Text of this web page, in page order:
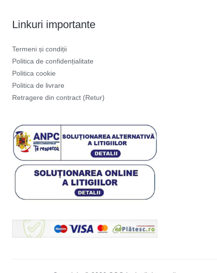
Linkuri importante
Termeni și condiții
Politica de confidențialitate
Politica cookie
Politica de livrare
Retragere din contract (Retur)